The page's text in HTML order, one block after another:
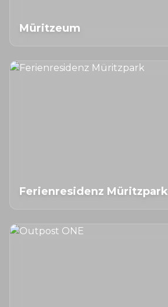
Müritzeum
Ferienresidenz Müritzpark